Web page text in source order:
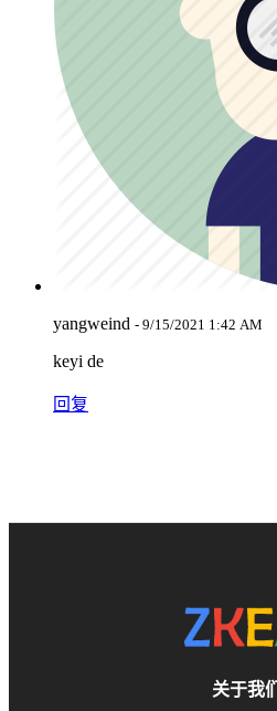
yangweind - 9/15/2021 1:42 AM
keyi de
回复
关于我们